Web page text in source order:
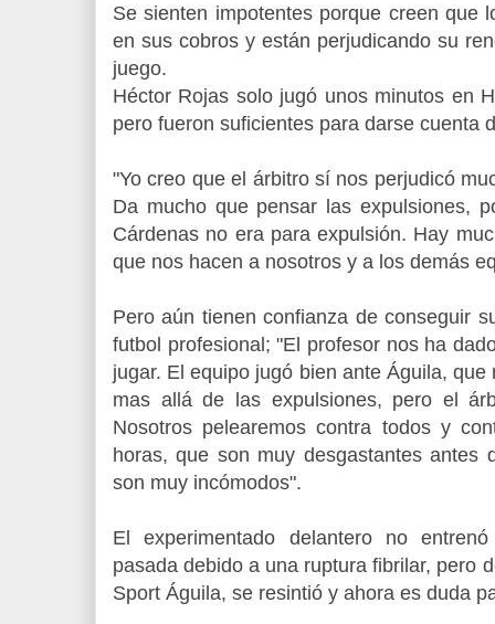
Se sienten impotentes porque creen que
en sus cobros y están perjudicando su
juego.
Héctor Rojas solo jugó unos minutos en
pero fueron suficientes para darse cuenta
"Yo creo que el árbitro sí nos perjudicó
Da mucho que pensar las expulsiones,
Cárdenas no era para expulsión. Hay
que nos hacen a nosotros y a los demás
Pero aún tienen confianza de conseguir
futbol profesional; "El profesor nos ha
jugar. El equipo jugó bien ante Águila,
mas allá de las expulsiones, pero el
Nosotros pelearemos contra todos y
horas, que son muy desgastantes antes
son muy incómodos".
El experimentado delantero no
pasada debido a una ruptura fibrilar, pero
Sport Águila, se resintió y ahora es duda